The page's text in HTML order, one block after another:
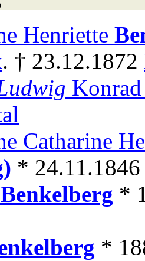
Henriette
. † 23.12.1872
Catharine
*
Benkelberg *
*